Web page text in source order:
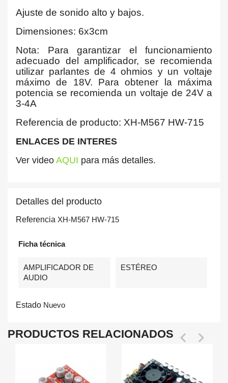
Ajuste de sonido alto y bajos.
Dimensiones: 6x3cm
Nota: Para garantizar el funcionamiento
adecuado del amplificador, se recomienda
utilizar parlantes de 4 ohmios y un voltaje
máximo de 18V. Para obtener la máxima
potencia se recomienda un voltaje de 24V a
3-4A
Referencia de producto: XH-M567 HW-715
ENLACES DE INTERES
Ver video AQUI para más detalles.
Detalles del producto
Referencia XH-M567 HW-715
Ficha técnica
AMPLIFICADOR DE
AUDIO
ESTÉREO
Estado Nuevo
PRODUCTOS RELACIONADOS  